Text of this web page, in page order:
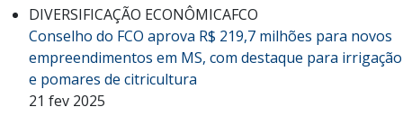
DIVERSIFICAÇÃO ECONÔMICAFCO
Conselho do FCO aprova R$ 219,7 milhões para novos
empreendimentos em MS, com destaque para irrigação
e pomares de citricultura
21 fev 2025